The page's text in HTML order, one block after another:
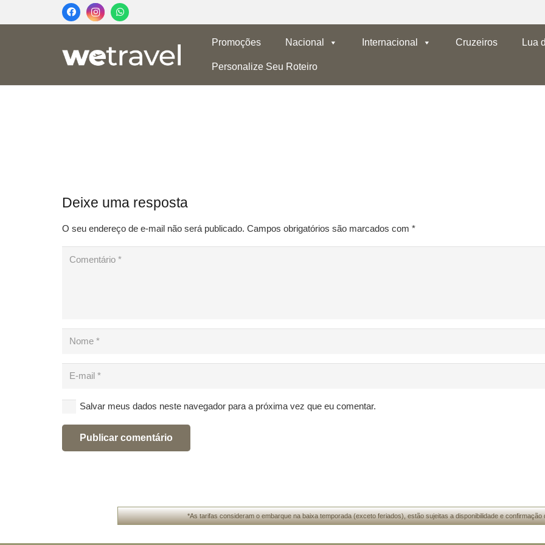
Promoções Nacional Internacional Cruzeiros Lua
Personalize Seu Roteiro
Deixe uma resposta
O seu endereço de e-mail não será publicado. Campos obrigatórios são marcados com *
Salvar meus dados neste navegador para a próxima vez que eu comentar.
Publicar comentário
*As tarifas consideram o embarque na baixa temporada (exceto feriados), estão sujeitas a disponibilidade e